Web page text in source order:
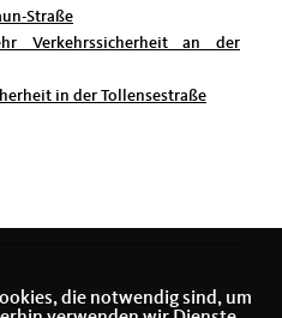
Straße
Verkehrssicherheit an der
in der Tollensestraße
die notwendig sind, um